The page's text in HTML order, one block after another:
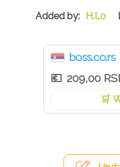
H.Lo
boss.co.rs
209,00